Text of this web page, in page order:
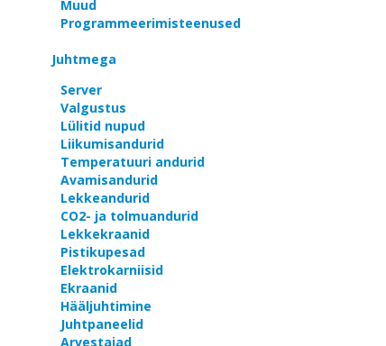
Muud
Programmeerimisteenused
Juhtmega
Server
Valgustus
Lülitid nupud
Liikumisandurid
Temperatuuri andurid
Avamisandurid
Lekkeandurid
CO2- ja tolmuandurid
Lekkekraanid
Pistikupesad
Elektrokarniisid
Ekraanid
Hääljuhtimine
Juhtpaneelid
Arvestajad